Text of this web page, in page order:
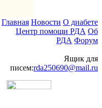
Главная Новости О диабете
Центр помощи РДА Об
РДА Форум
Ящик для
писем:rda250690@mail.ru